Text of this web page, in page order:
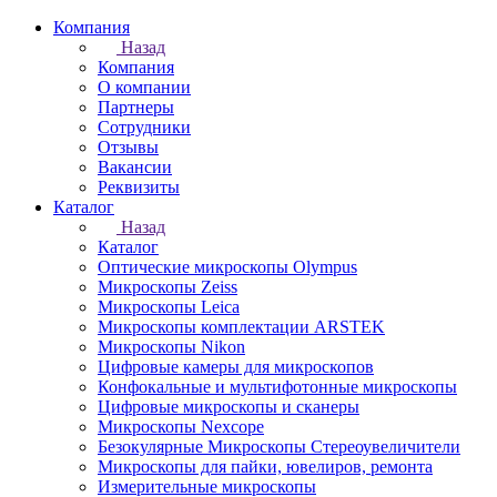
Компания
Назад
Компания
О компании
Партнеры
Сотрудники
Отзывы
Вакансии
Реквизиты
Каталог
Назад
Каталог
Оптические микроскопы Olympus
Микроскопы Zeiss
Микроскопы Leica
Микроскопы комплектации ARSTEK
Микроскопы Nikon
Цифровые камеры для микроскопов
Конфокальные и мультифотонные микроскопы
Цифровые микроскопы и сканеры
Микроскопы Nexcope
Безокулярные Микроскопы Стереоувеличители
Микроскопы для пайки, ювелиров, ремонта
Измерительные микроскопы